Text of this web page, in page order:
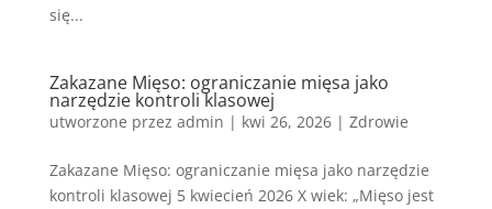
się...
Zakazane Mięso: ograniczanie mięsa jako
narzędzie kontroli klasowej
utworzone przez admin | kwi 26, 2026| Zdrowie
Zakazane Mięso: ograniczanie mięsa jako narzędzie
kontroli klasowej 5 kwiecień 2026 X wiek: „Mięso jest